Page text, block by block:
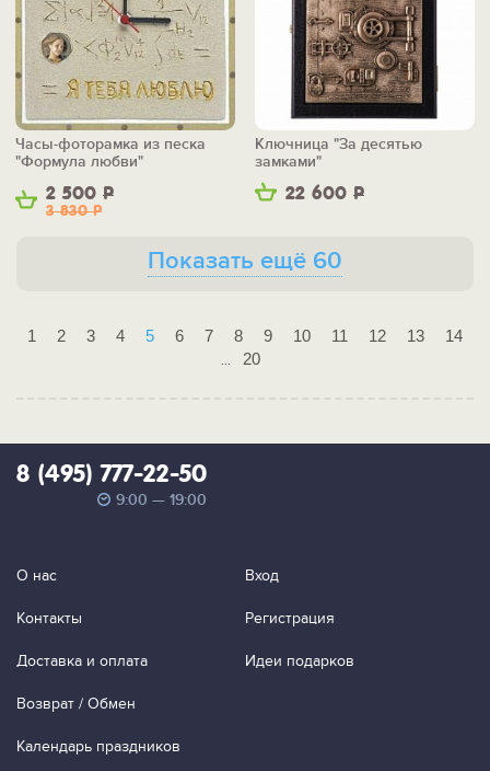
2 500 Р
3 830Р
Часы-фоторамка из песка
"Формула любви"
22 600 Р
Ключница "За десятью
замками"
Показать ещё 60
1 2 3 4 5 6 7 8 9 10 11 12 13 14
... 20
8 (495) 777-22-50
9:00 — 19:00
О нас
Контакты
Доставка и оплата
Возврат / Обмен
Календарь праздников
Вход
Регистрация
Идеи подарков